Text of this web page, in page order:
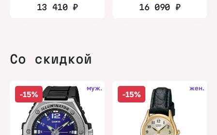
13 410₽ 16 090 ₽
Со скидкой
-15%
муж.
-15%
жен.